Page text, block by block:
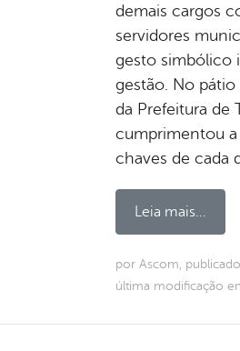
demais cargos
servidores
gesto simbólico
gestão. No
da Prefeitura de
cumprimentou a
chaves de cada
Leia mais...
por Ascom,
última modificação